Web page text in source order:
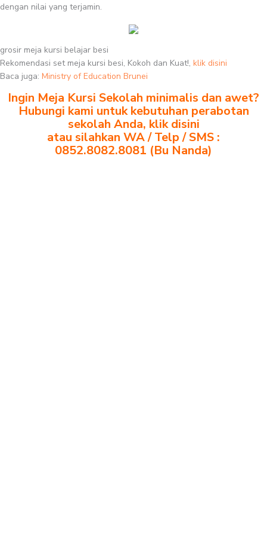
dengan nilai yang terjamin.
grosir meja kursi belajar besi
Rekomendasi set meja kursi besi, Kokoh dan Kuat!, klik disini
Baca juga: Ministry of Education Brunei
Ingin Meja Kursi Sekolah minimalis dan awet?
Hubungi kami untuk kebutuhan perabotan
sekolah Anda, klik disini
atau silahkan WA / Telp / SMS :
0852.8082.8081 (Bu Nanda)